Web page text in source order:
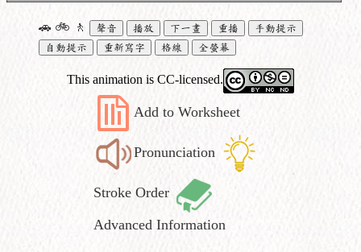
🚗 🚲 🚶 聲音 播放 下一畫 重播
手動提示
自動提示
重新寫字 格線 全螢幕
This animation is CC-licensed.
Add to Worksheet
Pronunciation
Stroke Order
Advanced Information